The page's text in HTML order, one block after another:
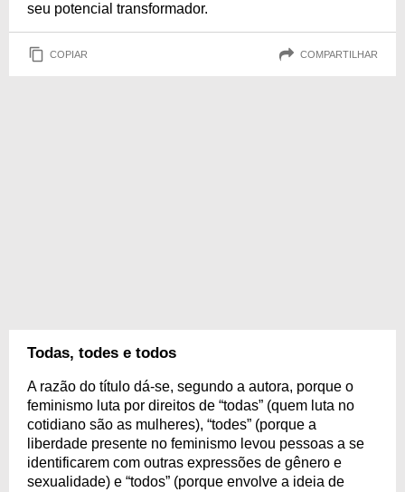
seu potencial transformador.
COPIAR COMPARTILHAR
Todas, todes e todos
A razão do título dá-se, segundo a autora, porque o
feminismo luta por direitos de “todas” (quem luta no
cotidiano são as mulheres), “todes” (porque a
liberdade presente no feminismo levou pessoas a se
identificarem com outras expressões de gênero e
sexualidade) e “todos” (porque envolve a ideia de